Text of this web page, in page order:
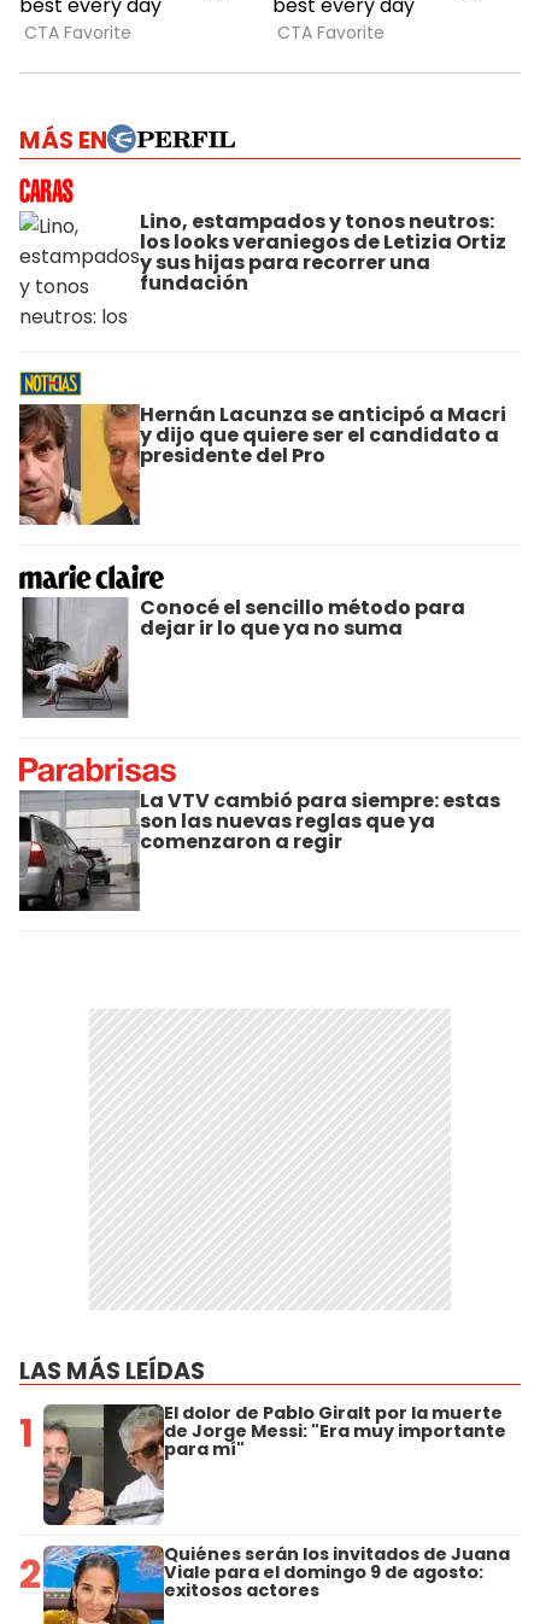
MÁS EN
Lino, estampados y tonos neutros:
los looks veraniegos de Letizia Ortiz
y sus hijas para recorrer una
fundación
Hernán Lacunza se anticipó a Macri
y dijo que quiere ser el candidato a
presidente del Pro
Conocé el sencillo método para
dejar ir lo que ya no suma
La VTV cambió para siempre: estas
son las nuevas reglas que ya
comenzaron a regir
LAS MÁS LEÍDAS
1 El dolor de Pablo Giralt por la muerte
de Jorge Messi: "Era muy importante
para mí"
2 Quiénes serán los invitados de Juana
Viale para el domingo 9 de agosto:
exitosos actores